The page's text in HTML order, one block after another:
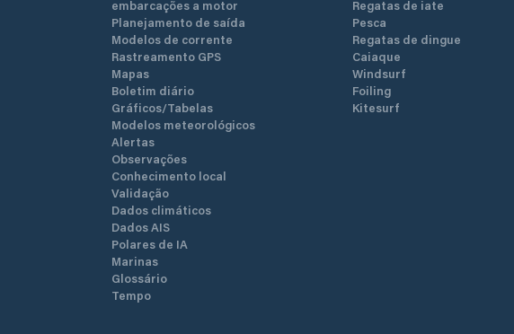
embarcações a motor
Planejamento de saída
Modelos de corrente
Rastreamento GPS
Mapas
Boletim diário
Gráficos/Tabelas
Modelos meteorológicos
Alertas
Observações
Conhecimento local
Validação
Dados climáticos
Dados AIS
Polares de IA
Marinas
Glossário
Tempo
Regatas de iate
Pesca
Regatas de dingue
Caiaque
Windsurf
Foiling
Kitesurf